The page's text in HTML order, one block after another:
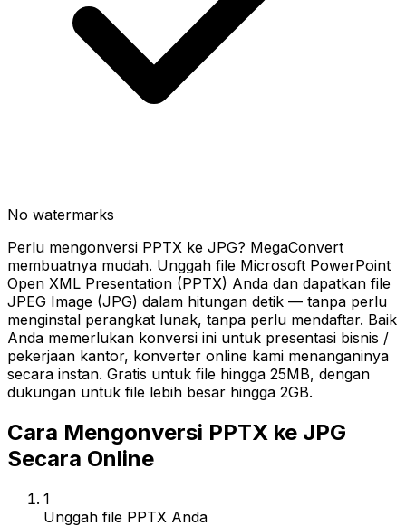
No watermarks
Perlu mengonversi PPTX ke JPG? MegaConvert
membuatnya mudah. Unggah file Microsoft PowerPoint
Open XML Presentation (PPTX) Anda dan dapatkan file
JPEG Image (JPG) dalam hitungan detik — tanpa perlu
menginstal perangkat lunak, tanpa perlu mendaftar. Baik
Anda memerlukan konversi ini untuk presentasi bisnis /
pekerjaan kantor, konverter online kami menanganinya
secara instan. Gratis untuk file hingga 25MB, dengan
dukungan untuk file lebih besar hingga 2GB.
Cara Mengonversi PPTX ke JPG
Secara Online
1
Unggah file PPTX Anda